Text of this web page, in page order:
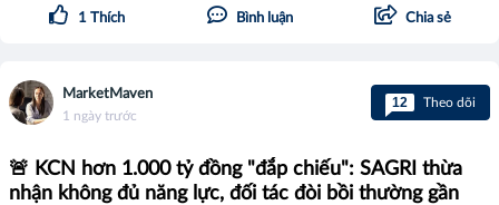
1 Thích Bình luận Chia sẻ
MarketMaven
1 ngày trước
12 Theo dõi
🚨 KCN hơn 1.000 tỷ đồng "đắp chiếu": SAGRI thừa
nhận không đủ năng lực, đối tác đòi bồi thường gần